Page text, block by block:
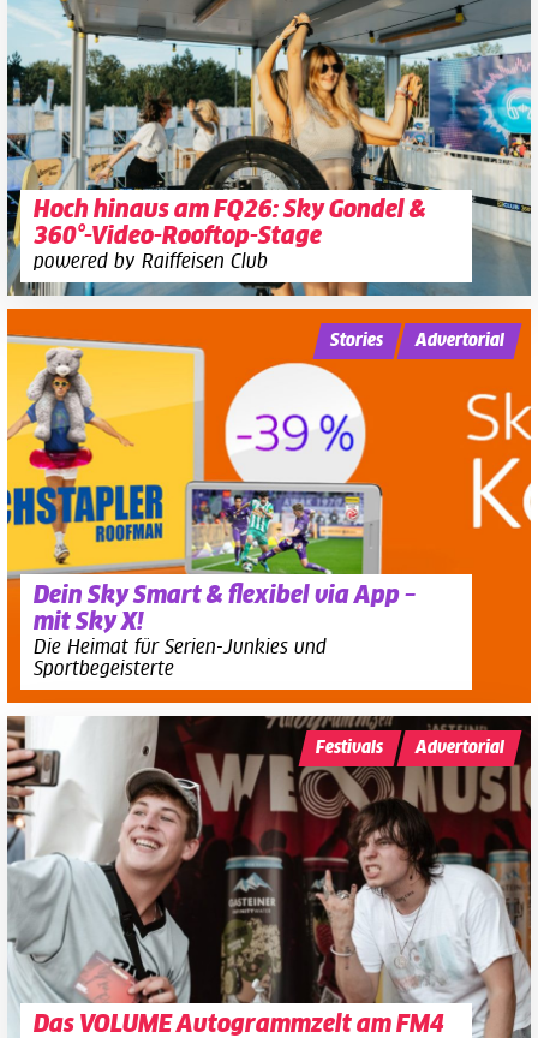
Hoch hinaus am FQ26: Sky Gondel &
360°-Video-Rooftop-Stage
powered by Raiffeisen Club
Dein Sky Smart & flexibel via App –
mit Sky X!
Die Heimat für Serien-Junkies und
Sportbegeisterte
Stories Advertorial
Das VOLUME Autogrammzelt am FM4
Festivals Advertorial